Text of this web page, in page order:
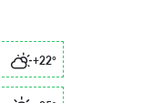
+22°